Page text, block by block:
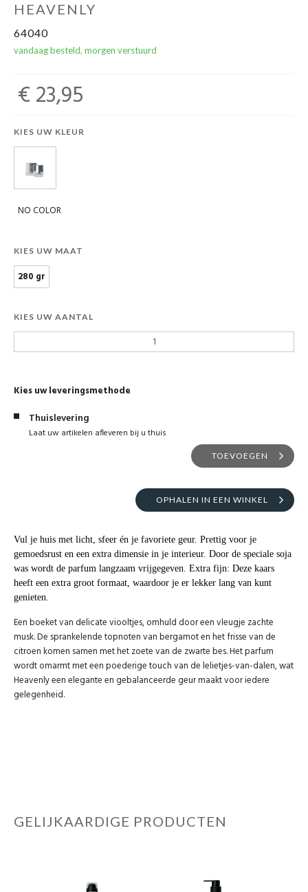
HEAVENLY
64040
vandaag besteld, morgen verstuurd
€ 23,95
KIES UW KLEUR
NO COLOR
KIES UW MAAT
280 gr
KIES UW AANTAL
Kies uw leveringsmethode
Thuislevering
Laat uw artikelen afleveren bij u thuis
TOEVOEGEN
OPHALEN IN EEN WINKEL
Vul je huis met licht, sfeer én je favoriete geur. Prettig voor je
gemoedsrust en een extra dimensie in je interieur. Door de speciale soja
was wordt de parfum langzaam vrijgegeven. Extra fijn: Deze kaars
heeft een extra groot formaat, waardoor je er lekker lang van kunt
genieten.
Een boeket van delicate viooltjes, omhuld door een vleugje zachte
musk. De sprankelende topnoten van bergamot en het frisse van de
citroen komen samen met het zoete van de zwarte bes. Het parfum
wordt omarmt met een poederige touch van de lelietjes-van-dalen, wat
Heavenly een elegante en gebalanceerde geur maakt voor iedere
gelegenheid.
GELIJKAARDIGE PRODUCTEN